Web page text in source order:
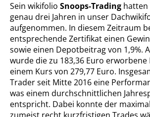
Sein wikifolio Snoops-Trading hatten
genau drei Jahren in unser
aufgenommen. In diesem Zeitraum
entsprechende Zertifikat einen
sowie einen Depotbeitrag von 1,9%.
wurde die zu 183,36 Euro erworbene
einem Kurs von 279,77 Euro.
Trader seit Mitte 2016 eine
was einem durchschnittlichen
entspricht. Dabei konnte der